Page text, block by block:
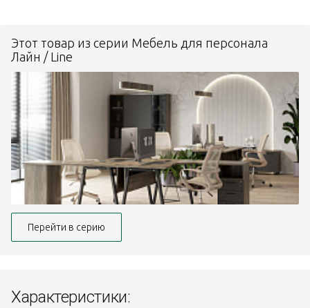
Этот товар из серии Мебель для персонала
Лайн / Line
Перейти в серию
Характеристики: